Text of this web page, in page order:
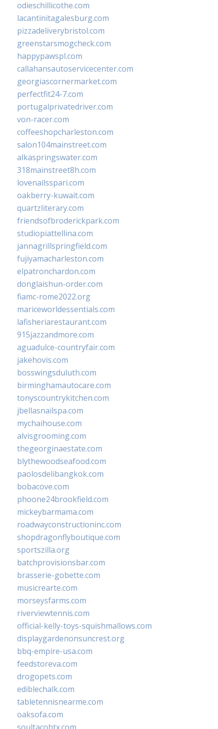
odieschillicothe.com
lacantinitagalesburg.com
pizzadeliverybristol.com
greenstarsmogcheck.com
happypawspl.com
callahansautoservicecenter.com
georgiascornermarket.com
perfectfit24-7.com
portugalprivatedriver.com
von-racer.com
coffeeshopcharleston.com
salon104mainstreet.com
alkaspringswater.com
318mainstreet8h.com
lovenailsspari.com
oakberry-kuwait.com
quartzliterary.com
friendsofbroderickpark.com
studiopiattellina.com
jannagrillspringfield.com
fujiyamacharleston.com
elpatronchardon.com
donglaishun-order.com
fiamc-rome2022.org
mariceworldessentials.com
lafisheriarestaurant.com
915jazzandmore.com
aguadulce-countryfair.com
jakehovis.com
bosswingsduluth.com
birminghamautocare.com
tonyscountrykitchen.com
jbellasnailspa.com
mychaihouse.com
alvisgrooming.com
thegeorginaestate.com
blythewoodseafood.com
paolosdelibangkok.com
bobacove.com
phoone24brookfield.com
mickeybarmama.com
roadwayconstructioninc.com
shopdragonflyboutique.com
sportszilla.org
batchprovisionsbar.com
brasserie-gobette.com
musicrearte.com
morseysfarms.com
riverviewtennis.com
official-kelly-toys-squishmallows.com
displaygardenonsuncrest.org
bbq-empire-usa.com
feedstoreva.com
drogopets.com
ediblechalk.com
tabletennisnearme.com
oaksofa.com